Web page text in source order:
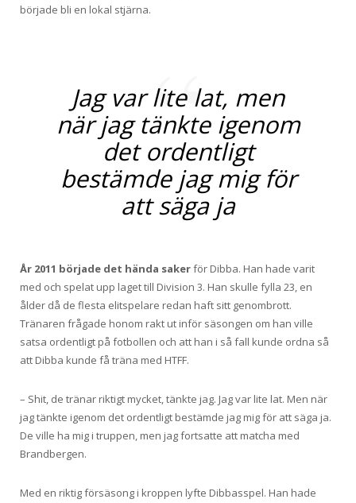
började bli en lokal stjärna.
Jag var lite lat, men
när jag tänkte igenom
det ordentligt
bestämde jag mig för
att säga ja
År 2011 började det hända sakerför Dibba. Han hade varit
med och spelat upp laget till Division 3. Han skulle fylla 23, en
ålder då de flesta elitspelare redan haft sitt genombrott.
Tränaren frågade honom rakt ut inför säsongen om han ville
satsa ordentligt på fotbollen och att han i så fall kunde ordna så
att Dibba kunde få träna med HTFF.
– Shit, de tränar riktigt mycket, tänkte jag. Jag var lite lat. Men när
jag tänkte igenom det ordentligt bestämde jag mig för att säga ja.
De ville ha mig i truppen, men jag fortsatte att matcha med
Brandbergen.
Med en riktig försäsong i kroppen lyfte Dibbasspel. Han hade